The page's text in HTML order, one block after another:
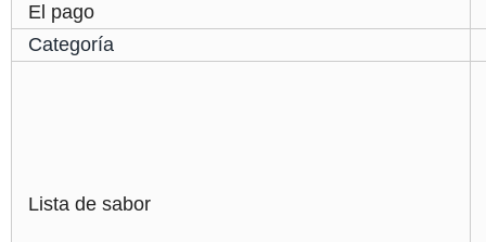
El pago
Categoría
Lista de sabor